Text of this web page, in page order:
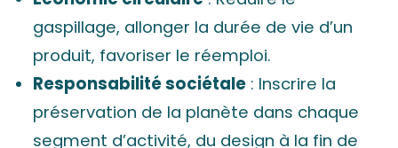
gaspillage, allonger la durée de vie d’un
produit, favoriser le réemploi.
Responsabilité sociétale : Inscrire la
préservation de la planète dans chaque
segment d’activité, du design à la fin de